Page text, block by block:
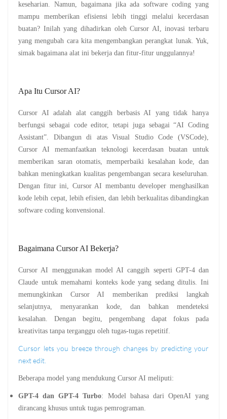
keseharian. Namun, bagaimana jika ada software coding yang
mampu memberikan efisiensi lebih tinggi melalui kecerdasan
buatan? Inilah yang dihadirkan oleh Cursor AI, inovasi terbaru
yang mengubah cara kita mengembangkan perangkat lunak. Yuk,
simak bagaimana alat ini bekerja dan fitur-fitur unggulannya!
Apa Itu Cursor AI?
Cursor AI adalah alat canggih berbasis AI yang tidak hanya
berfungsi sebagai code editor, tetapi juga sebagai “AI Coding
Assistant”. Dibangun di atas Visual Studio Code (VSCode),
Cursor AI memanfaatkan teknologi kecerdasan buatan untuk
memberikan saran otomatis, memperbaiki kesalahan kode, dan
bahkan meningkatkan kualitas pengembangan secara keseluruhan.
Dengan fitur ini, Cursor AI membantu developer menghasilkan
kode lebih cepat, lebih efisien, dan lebih berkualitas dibandingkan
software coding konvensional.
Bagaimana Cursor AI Bekerja?
Cursor AI menggunakan model AI canggih seperti GPT-4 dan
Claude untuk memahami konteks kode yang sedang ditulis. Ini
memungkinkan Cursor AI memberikan prediksi langkah
selanjutnya, menyarankan kode, dan bahkan mendeteksi
kesalahan. Dengan begitu, pengembang dapat fokus pada
kreativitas tanpa terganggu oleh tugas-tugas repetitif.
Cursor lets you breeze through changes by predicting your
next edit.
Beberapa model yang mendukung Cursor AI meliputi:
GPT-4 dan GPT-4 Turbo: Model bahasa dari OpenAI yang
dirancang khusus untuk tugas pemrograman.